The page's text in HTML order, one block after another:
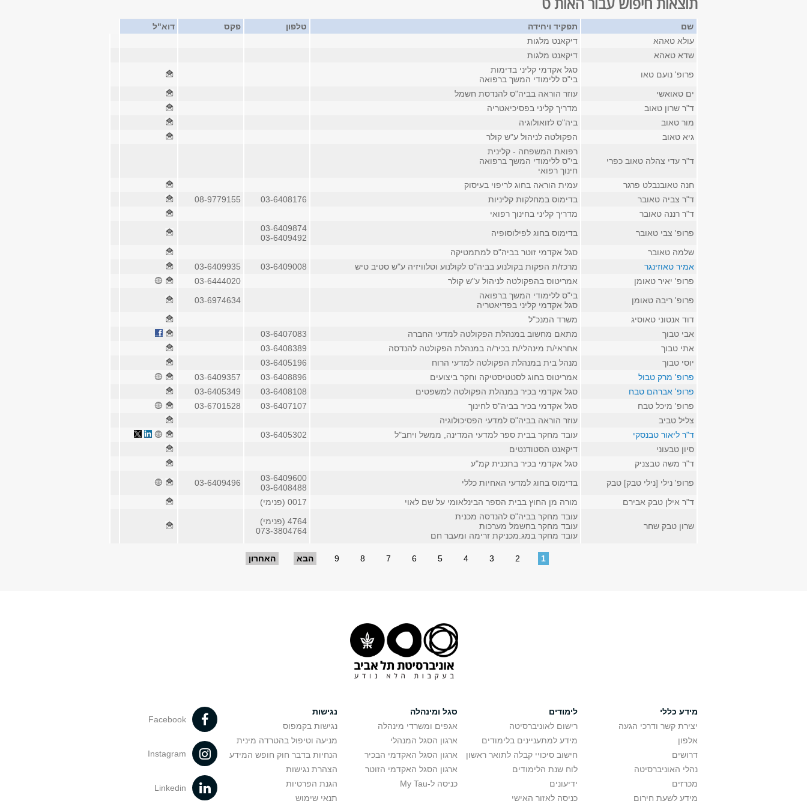
שם תפקיד ויחידה טלפון פקס
דוא"ל
עולא טאהא
דיקאנט מלגות
שדא טאהא
דיקאנט מלגות
פרופ' נועם טאו
סגל אקדמי קליני בדימות
בי"ס ללימודי המשך ברפואה
ים טאואשי
עוזר הוראה בביה"ס להנדסת חשמל
ד"ר שרון טאוב
מדריך קליני בפסיכיאטריה
מור טאוב
ביה"ס לזואולוגיה
גיא טאוב
הפקולטה לניהול ע"ש קולר
ד"ר עדי צהלה טאוב כפרי
רפואת המשפחה - קלינית
בי"ס ללימודי המשך ברפואה
חינוך רפואי
חנה טאובנבלט פרגר
עמית הוראה בחוג לריפוי בעיסוק
ד"ר צביה טאובר
בדימוס במחלקות קליניות 03-6408176
08-9779155
ד"ר רננה טאובר
מדריך קליני בחינוך רפואי
פרופ' צבי טאובר
בדימוס בחוג לפילוסופיה
03-6409874
03-6409492
שלמה טאובר
סגל אקדמי זוטר בביה"ס למתמטיקה
אמיר טאוזינגר
מרכז/ת הפקות בקולנוע בביה"ס לקולנוע וטלוויזיה ע"ש סטיב טיש 03-6409008
03-6409935
פרופ' יאיר טאומן
אמריטוס בהפקולטה לניהול ע"ש קולר
03-6444020
פרופ' ריבה טאומן
בי"ס ללימודי המשך ברפואה
סגל אקדמי קליני בפדיאטריה
03-6974634
דוד אנטוני טאוסיג
משרד המנכ"ל
אבי טבוך
מתאם מחשוב במנהלת הפקולטה למדעי החברה
03-6407083
אתי טבוך
אחראי/ת מינהלי/ת בכיר/ה במנהלת הפקולטה להנדסה
03-6408389
יוסי טבוך
מנהל בית במנהלת הפקולטה למדעי הרוח
03-6405196
פרופ' מרק טבול
אמריטוס בחוג לסטטיסטיקה וחקר ביצועים 03-6408896
03-6409357
פרופ' אברהם טבח
סגל אקדמי בכיר במנהלת הפקולטה למשפטים 03-6408108
03-6405349
פרופ' מיכל טבח
סגל אקדמי בכיר בביה"ס לחינוך 03-6407107
03-6701528
צליל טביב
עוזר הוראה בביה"ס למדעי הפסיכולוגיה
ד"ר ליאור טבנסקי
עובד מחקר בבית ספר למדעי המדינה, ממשל ויחב"ל
03-6405302
סיון טבעוני
דיקאנט הסטודנטים
ד"ר משה טבצניק
סגל אקדמי בכיר בתכנית קמ"ע
פרופ' נילי [נילי טבק] טבק
בדימוס בחוג למדעי האחיות כללי
03-6409600
03-6408488
03-6409496
ד"ר אילן טבק אבירם
מורה מן החוץ בבית הספר הבינלאומי על שם לאוי 0017 (פנימי)
שרון טבק שחר
עובד מחקר בביה"ס להנדסה מכנית
עובד מחקר בחשמל מערכות
עובד מחקר במג.מכניקת זרימה ומעבר חם
4764 (פנימי)
073-3804764
1
2
3
4
5
6
7
8
9 הבא האחרון
מידע כללי
יצירת קשר ודרכי הגעה
אלפון
דרושים
נהלי האוניברסיטה
מכרזים
מידע לשעת חירום
לימודים
רישום לאוניברסיטה
מידע למתעניינים בלימודים
חישוב סיכויי קבלה לתואר ראשון
לוח שנת הלימודים
ידיעונים
כניסה לאזור האישי
סגל ומינהלה
אגפים ומשרדי מינהלה
ארגון הסגל המנהלי
ארגון הסגל האקדמי הבכיר
ארגון הסגל האקדמי הזוטר
כניסה ל-My Tau
נגישות
נגישות בקמפוס
מניעה וטיפול בהטרדה מינית
הנחיות בדבר חוק חופש המידע
הצהרת נגישות
הגנת הפרטיות
תנאי שימוש
Facebook
Instagram
Linkedin